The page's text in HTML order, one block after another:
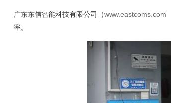
广东东信智能科技有限公司（www.eastcoms.com
率。